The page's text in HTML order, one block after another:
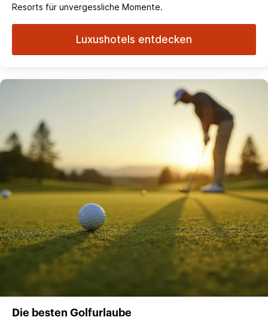
Resorts für unvergessliche Momente.
Luxushotels entdecken
Die besten Golfurlaube